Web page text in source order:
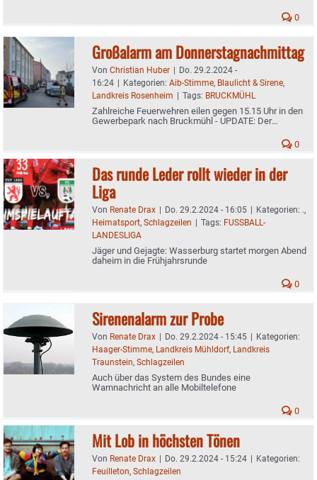
0
Großalarm am Donnerstagnachmittag
Von Christian Huber | Do. 29.2.2024 -
16:24 | Kategorien: Aib-Stimme, Blaulicht & Sirene,
Landkreis Rosenheim | Tags: BRUCKMÜHL
Zahlreiche Feuerwehren eilen gegen 15.15 Uhr in den
Gewerbepark nach Bruckmühl - UPDATE: Der
0
Das runde Leder rollt wieder in der
Liga
Von Renate Drax | Do. 29.2.2024 - 16:05 | Kategorien: .,
Heimatsport, Schlagzeilen | Tags: FUSSBALL-
LANDESLIGA
Jäger und Gejagte: Wasserburg startet morgen Abend
daheim in die Frühjahrsrunde
0
Sirenenalarm zur Probe
Von Renate Drax | Do. 29.2.2024 - 15:45 | Kategorien:
Haager-Stimme, Landkreis Mühldorf, Landkreis
Traunstein, Schlagzeilen
Auch über das System des Bundes eine
Warnnachricht an alle Mobiltelefone
0
Mit Lob in höchsten Tönen
Von Renate Drax | Do. 29.2.2024 - 15:24 | Kategorien:
Feuilleton, Schlagzeilen